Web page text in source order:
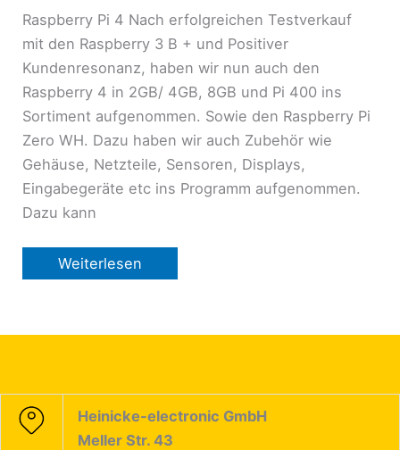
Raspberry Pi 4 Nach erfolgreichen Testverkauf
mit den Raspberry 3 B + und Positiver
Kundenresonanz, haben wir nun auch den
Raspberry 4 in 2GB/ 4GB, 8GB und Pi 400 ins
Sortiment aufgenommen. Sowie den Raspberry Pi
Zero WH. Dazu haben wir auch Zubehör wie
Gehäuse, Netzteile, Sensoren, Displays,
Eingabegeräte etc ins Programm aufgenommen.
Dazu kann
Raspberry
Pi
Weiterlesen
Heinicke-electronic GmbH
Meller Str. 43